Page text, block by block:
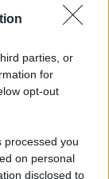
parties, or
for
opt-out
processed you
on personal
disclosed to
"Subito
nei guai